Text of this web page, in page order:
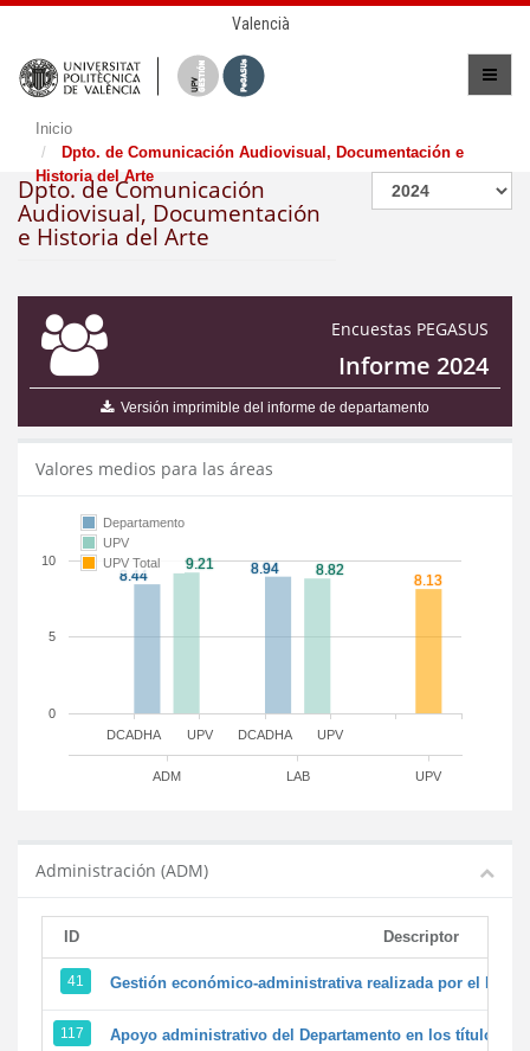
Valencià
Inicio
Dpto. de Comunicación Audiovisual, Documentación e
Historia del Arte
Dpto. de Comunicación
Audiovisual, Documentación
e Historia del Arte
Encuestas PEGASUS
Informe 2024
Versión imprimible del informe de departamento
Valores medios para las áreas
DCADHA DCADHA
UPV UPV
ADM LAB UPV
0
5
10
Departamento
UPV
UPV Total
Administración (ADM)
ID Descriptor
41 Gestión económico-administrativa realizada por el
117 Apoyo administrativo del Departamento en los títulos de